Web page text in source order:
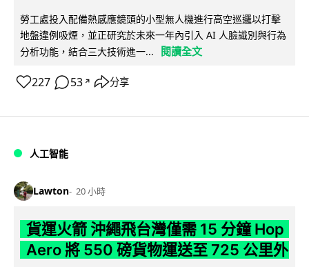
勞工處投入配備熱感應鏡頭的小型無人機進行高空巡邏以打擊
地盤違例吸煙，並正研究於未來一年內引入 AI 人臉識別與行為
分析功能，結合三大技術進一...
閱讀全文
227 53 ↗ 分享
人工智能
Lawton 20 小時
貨運火箭 沖繩飛台灣僅需 15 分鐘 Hop
Aero 將 550 磅貨物運送至 725 公里外